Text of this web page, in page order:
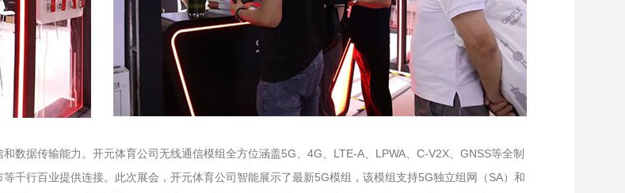
数据传输能力。开元体育公司无线通信模组全方位涵盖5G、4G、LTE-A、LPWA、C-V2X、GNSS等全制
千行百业提供连接。此次展会，开元体育公司智能展示了最新5G模组，该模组支持5G独立组网（SA）和